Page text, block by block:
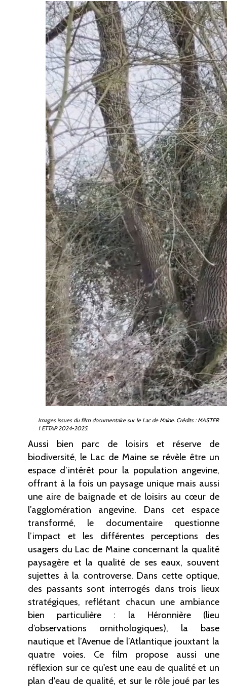
Images issues du film documentaire sur le Lac de Maine. Crédits : MASTER
1 ETTAP 2024-2025.
Aussi bien parc de loisirs et réserve de
biodiversité, le Lac de Maine se révèle être un
espace d’intérêt pour la population angevine,
offrant à la fois un paysage unique mais aussi
une aire de baignade et de loisirs au cœur de
l’agglomération angevine. Dans cet espace
transformé, le documentaire questionne
l’impact et les différentes perceptions des
usagers du Lac de Maine concernant la qualité
paysagère et la qualité de ses eaux, souvent
sujettes à la controverse. Dans cette optique,
des passants sont interrogés dans trois lieux
stratégiques, reflétant chacun une ambiance
bien particulière : la Héronnière (lieu
d’observations ornithologiques), la base
nautique et l’Avenue de l’Atlantique jouxtant la
quatre voies. Ce film propose aussi une
réflexion sur ce qu'est une eau de qualité et un
plan d'eau de qualité, et sur le rôle joué par les